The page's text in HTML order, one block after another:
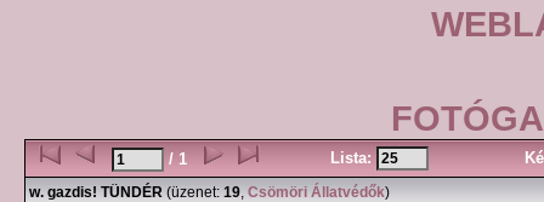
/ 1 Lista:
w. gazdis! TÜNDÉR (üzenet: 19, Csömöri Állatvédők)